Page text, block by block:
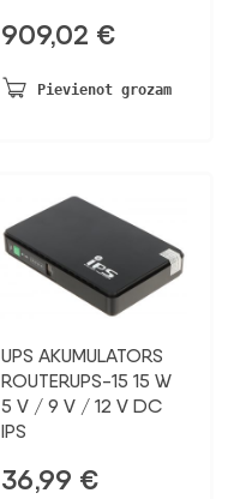
909,02 €
Pievienot grozam
UPS AKUMULATORS
ROUTERUPS-15 15 W
5 V / 9 V / 12 V DC
IPS
36,99 €